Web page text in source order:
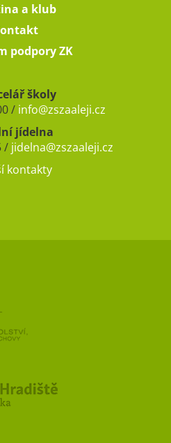
a klub
podpory ZK
školy
/ info@zszaaleji.cz
jídelna
/ jidelna@zszaaleji.cz
kontakty